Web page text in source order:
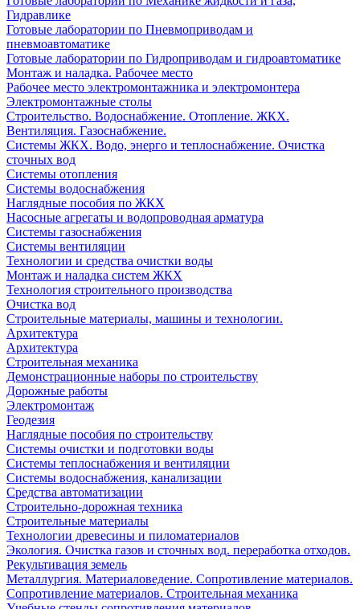
Гидравлике
Готовые лаборатории по Пневмоприводам и
пневмоавтоматике
Готовые лаборатории по Гидроприводам и гидроавтоматике
Монтаж и наладка. Рабочее место
Рабочее место электромонтажника и электромонтера
Электромонтажные столы
Строительство. Водоснабжение. Отопление. ЖКХ.
Вентиляция. Газоснабжение.
Системы ЖКХ. Водо, энерго и теплоснабжение. Очистка
сточных вод
Системы отопления
Системы водоснабжения
Наглядные пособия по ЖКХ
Насосные агрегаты и водопроводная арматура
Системы газоснабжения
Системы вентиляции
Технологии и средства очистки воды
Монтаж и наладка систем ЖКХ
Технология строительного производства
Очистка вод
Строительные материалы, машины и технологии.
Архитектура
Архитектура
Cтроительная механика
Демонстрационные наборы по строительству
Дорожные работы
Электромонтаж
Геодезия
Наглядные пособия по строительству
Системы очистки и подготовки воды
Системы теплоснабжения и вентиляции
Системы водоснабжения, канализации
Средства автоматизации
Строительно-дорожная техника
Строительные материалы
Технологии древесины и пиломатериалов
Экология. Очистка газов и сточных вод. переработка отходов.
Рекультивация земель
Металлургия. Материаловедение. Сопротивление материалов.
Сопротивление материалов. Строительная механика